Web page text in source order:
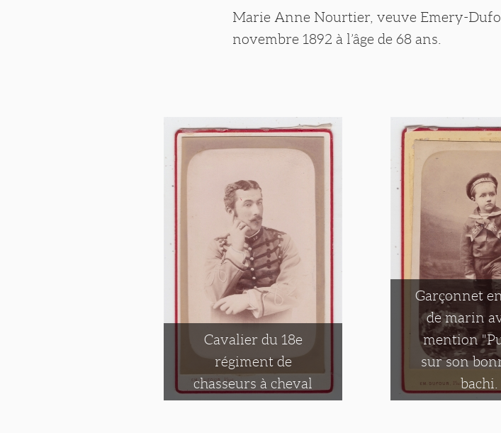
Marie Anne Nourtier, veuve Emery-
novembre 1892 à l’âge de 68 ans.
Cavalier du 18e
régiment de
chasseurs à cheval
Garçonnet
de marin
mention
sur son
bachi.